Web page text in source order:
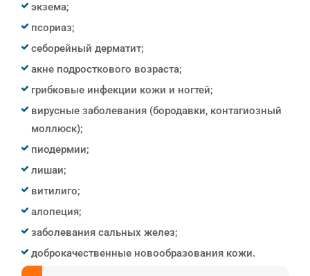
экзема;
псориаз;
себорейный дерматит;
акне подросткового возраста;
грибковые инфекции кожи и ногтей;
вирусные заболевания (бородавки, контагиозный
моллюск);
пиодермии;
лишаи;
витилиго;
алопеция;
заболевания сальных желез;
доброкачественные новообразования кожи.